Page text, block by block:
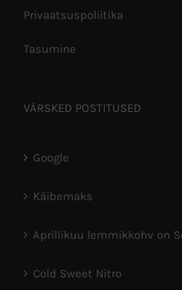
Privaatsuspoliitika
Tasumine
VÄRSKED POSTITUSED
Google
Käibemaks
Aprillikuu lemmikkohv on
Cold Sweet Nitro